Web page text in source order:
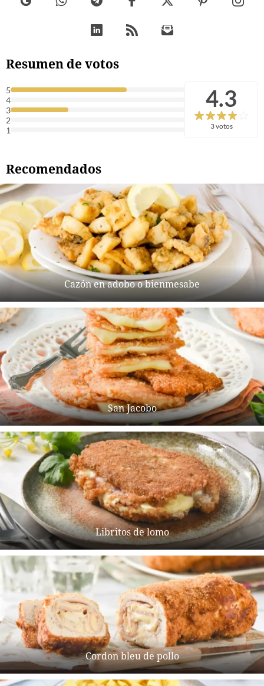
Resumen de votos
5
4
3
2
1
4.3
3 votos
Recomendados
Cazón en adobo o bienmesabe
San Jacobo
Libritos de lomo
Cordon bleu de pollo